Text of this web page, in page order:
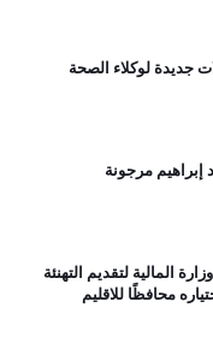
جديدة لوكلاء الصحة
إبراهيم مرجونة
المالية لتقديم التهنئة
محافظًا للاقليم